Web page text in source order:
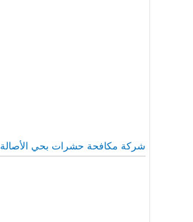
شركة مكافحة حشرات بحي الأصالة